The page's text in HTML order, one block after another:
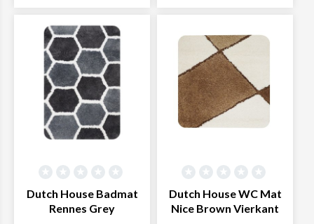
Bekijk product
Dutch House Badmat
Rennes Grey
Dutch House WC Mat
Nice Brown Vierkant